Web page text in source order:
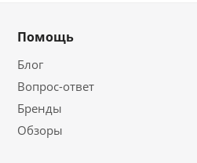
Помощь
Блог
Вопрос-ответ
Бренды
Обзоры